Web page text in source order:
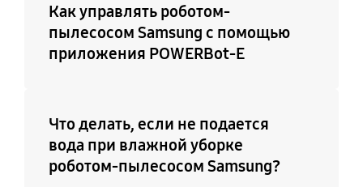
Как управлять роботом-
пылесосом Samsung с помощью
приложения POWERBot-E
Что делать, если не подается
вода при влажной уборке
роботом-пылесосом Samsung?